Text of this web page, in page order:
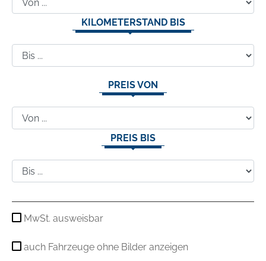
KILOMETERSTAND BIS
PREIS VON
PREIS BIS
MwSt. ausweisbar
auch Fahrzeuge ohne Bilder anzeigen